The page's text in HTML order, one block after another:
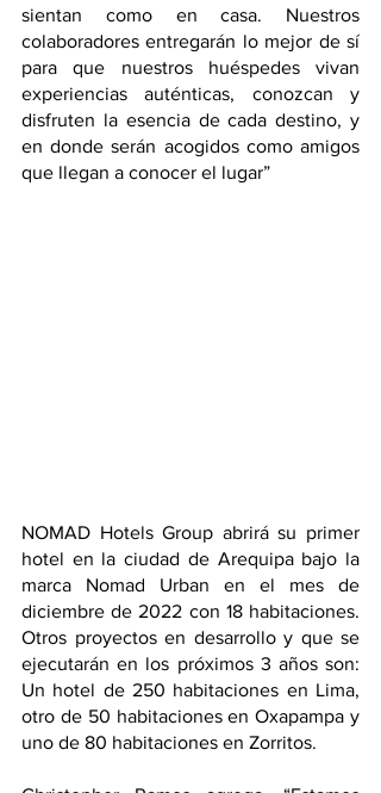
sientan como en casa. Nuestros
colaboradores entregarán lo mejor de sí
para que nuestros huéspedes vivan
experiencias auténticas, conozcan y
disfruten la esencia de cada destino, y
en donde serán acogidos como amigos
que llegan a conocer el lugar”
NOMAD Hotels Group abrirá su primer
hotel en la ciudad de Arequipa bajo la
marca Nomad Urban en el mes de
diciembre de 2022 con 18 habitaciones.
Otros proyectos en desarrollo y que se
ejecutarán en los próximos 3 años son:
Un hotel de 250 habitaciones en Lima,
otro de 50 habitaciones en Oxapampa y
uno de 80 habitaciones en Zorritos.